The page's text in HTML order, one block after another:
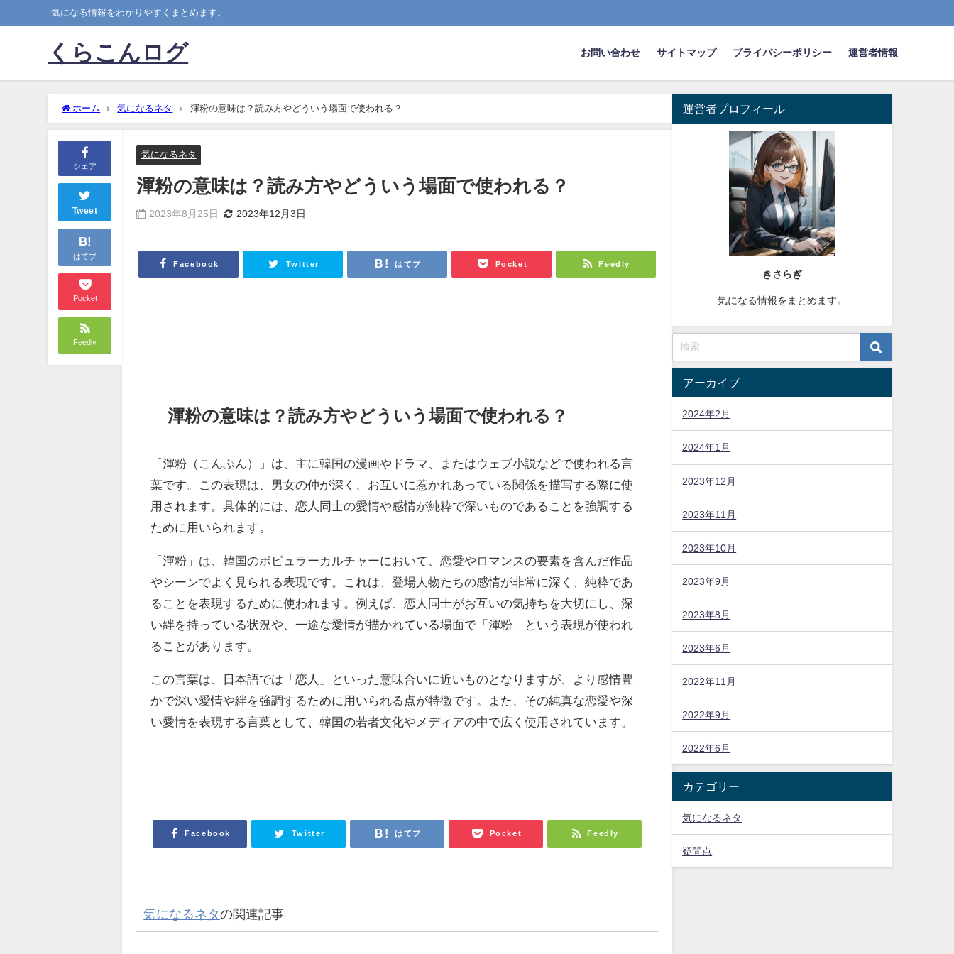
気になる情報をわかりやすくまとめます。
くらこんログ お問い合わせ サイトマップ プライバシーポリシー 運営者情報
ホーム 気になるネタ 渾粉の意味は？読み方やどういう場面で使われる？
シェア
Tweet
B!
はてブ
Pocket
Feedly
気になるネタ
渾粉の意味は？読み方やどういう場面で使われる？
2023年8月25日 2023年12月3日
Facebook Twitter はてブ Pocket Feedly
渾粉の意味は？読み方やどういう場面で使われる？
「渾粉（こんぷん）」は、主に韓国の漫画やドラマ、またはウェブ小説などで使われる言
葉です。この表現は、男女の仲が深く、お互いに惹かれあっている関係を描写する際に使
用されます。具体的には、恋人同士の愛情や感情が純粋で深いものであることを強調する
ために用いられます。
「渾粉」は、韓国のポピュラーカルチャーにおいて、恋愛やロマンスの要素を含んだ作品
やシーンでよく見られる表現です。これは、登場人物たちの感情が非常に深く、純粋であ
ることを表現するために使われます。例えば、恋人同士がお互いの気持ちを大切にし、深
い絆を持っている状況や、一途な愛情が描かれている場面で「渾粉」という表現が使われ
ることがあります。
この言葉は、日本語では「恋人」といった意味合いに近いものとなりますが、より感情豊
かで深い愛情や絆を強調するために用いられる点が特徴です。また、その純真な恋愛や深
い愛情を表現する言葉として、韓国の若者文化やメディアの中で広く使用されています。
Facebook Twitter はてブ Pocket Feedly
気になるネタの関連記事
運営者プロフィール
きさらぎ
気になる情報をまとめます。
アーカイブ
2024年2月
2024年1月
2023年12月
2023年11月
2023年10月
2023年9月
2023年8月
2023年6月
2022年11月
2022年9月
2022年6月
カテゴリー
気になるネタ
疑問点